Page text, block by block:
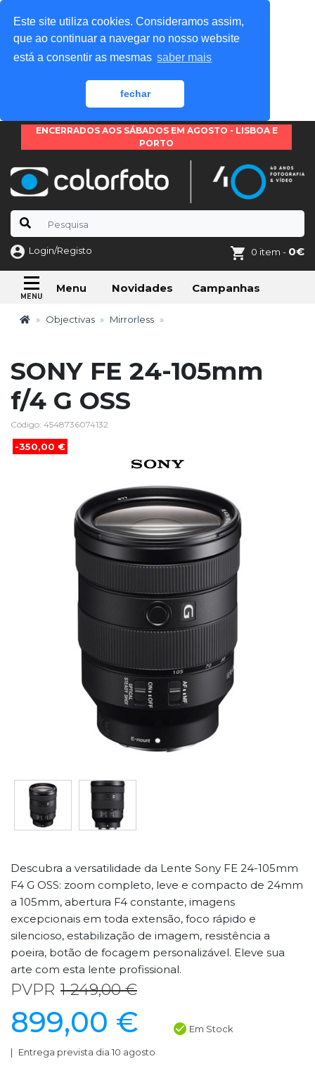
Este site utiliza cookies. Consideramos assim,
que ao continuar a navegar no nosso website
está a consentir as mesmas saber mais
fechar
ENCERRADOS AOS SÁBADOS EM AGOSTO - LISBOA E
PORTO
Login/Registo 0 item - 0€
Menu Novidades Campanhas
Objectivas Mirrorless
SONY FE 24-105mm
f/4 G OSS
Código: 4548736074132
-350,00 €
Descubra a versatilidade da Lente Sony FE 24-105mm
F4 G OSS: zoom completo, leve e compacto de 24mm
a 105mm, abertura F4 constante, imagens
excepcionais em toda extensão, foco rápido e
silencioso, estabilização de imagem, resistência a
poeira, botão de focagem personalizável. Eleve sua
arte com esta lente profissional.
PVPR 1 249,00 €
899,00 € Em Stock
Entrega prevista dia 10 agosto